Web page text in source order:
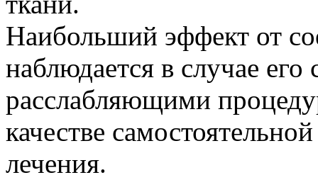
Наибольший эффект от
наблюдается в случае
расслабляющими
качестве
лечения.